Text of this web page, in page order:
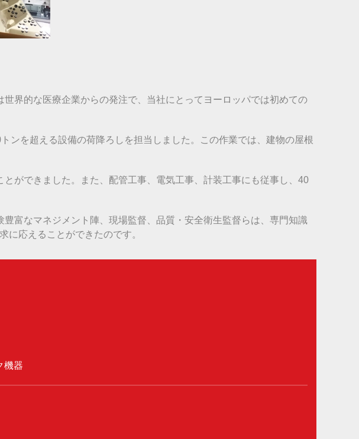
界的な医療企業からの発注で、当社にとってヨーロッパでは初めての
ンを超える設備の荷降ろしを担当しました。この作業では、建物の屋根
ができました。また、配管工事、電気工事、計装工事にも従事し、40
富なマネジメント陣、現場監督、品質・安全衛生監督らは、専門知識
に応えることができたのです。
機器